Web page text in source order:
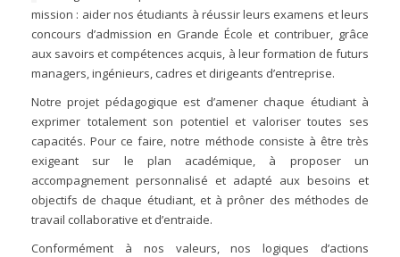
mission : aider nos étudiants à réussir leurs examens et leurs
concours d’admission en Grande École et contribuer, grâce
aux savoirs et compétences acquis, à leur formation de futurs
managers, ingénieurs, cadres et dirigeants d’entreprise.
Notre projet pédagogique est d’amener chaque étudiant à
exprimer totalement son potentiel et valoriser toutes ses
capacités. Pour ce faire, notre méthode consiste à être très
exigeant sur le plan académique, à proposer un
accompagnement personnalisé et adapté aux besoins et
objectifs de chaque étudiant, et à prôner des méthodes de
travail collaborative et d’entraide.
Conformément à nos valeurs, nos logiques d’actions